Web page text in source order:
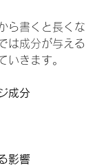
ら書くと長くな
は成分が与える
いきます。
成分
影響